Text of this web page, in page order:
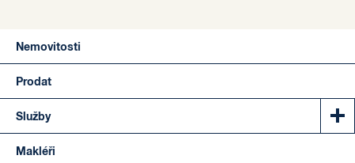
Nemovitosti
Prodat
Služby
Makléři